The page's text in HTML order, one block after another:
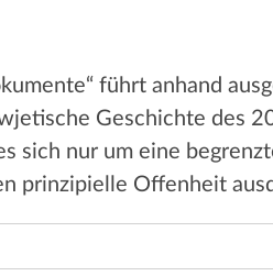
führt anhand
Geschichte des
sich nur um eine
prinzipielle Offenheit